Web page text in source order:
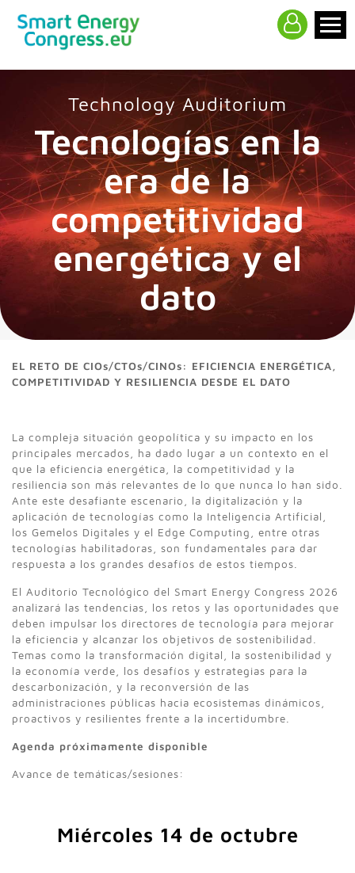
Technology Auditorium
Tecnologías en la
era de la
competitividad
energética y el
dato
EL RETO DE CIOs/CTOs/CINOs: EFICIENCIA ENERGÉTICA,
COMPETITIVIDAD Y RESILIENCIA DESDE EL DATO
La compleja situación geopolítica y su impacto en los
principales mercados, ha dado lugar a un contexto en el
que la eficiencia energética, la competitividad y la
resiliencia son más relevantes de lo que nunca lo han sido.
Ante este desafiante escenario, la digitalización y la
aplicación de tecnologías como la Inteligencia Artificial,
los Gemelos Digitales y el Edge Computing, entre otras
tecnologías habilitadoras, son fundamentales para dar
respuesta a los grandes desafíos de estos tiempos.
El Auditorio Tecnológico del Smart Energy Congress 2026
analizará las tendencias, los retos y las oportunidades que
deben impulsar los directores de tecnología para mejorar
la eficiencia y alcanzar los objetivos de sostenibilidad.
Temas como la transformación digital, la sostenibilidad y
la economía verde, los desafíos y estrategias para la
descarbonización, y la reconversión de las
administraciones públicas hacia ecosistemas dinámicos,
proactivos y resilientes frente a la incertidumbre.
Agenda próximamente disponible
Avance de temáticas/sesiones:
Miércoles 14 de octubre